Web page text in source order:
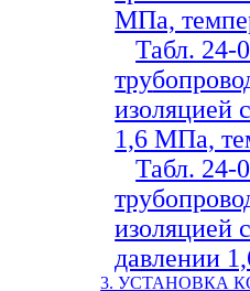
МПа,
Табл. 24-
тpy
изоляцией
1,6 МПа,
Табл. 24-
изоляцией
давлении
3. УСТАНОВКА